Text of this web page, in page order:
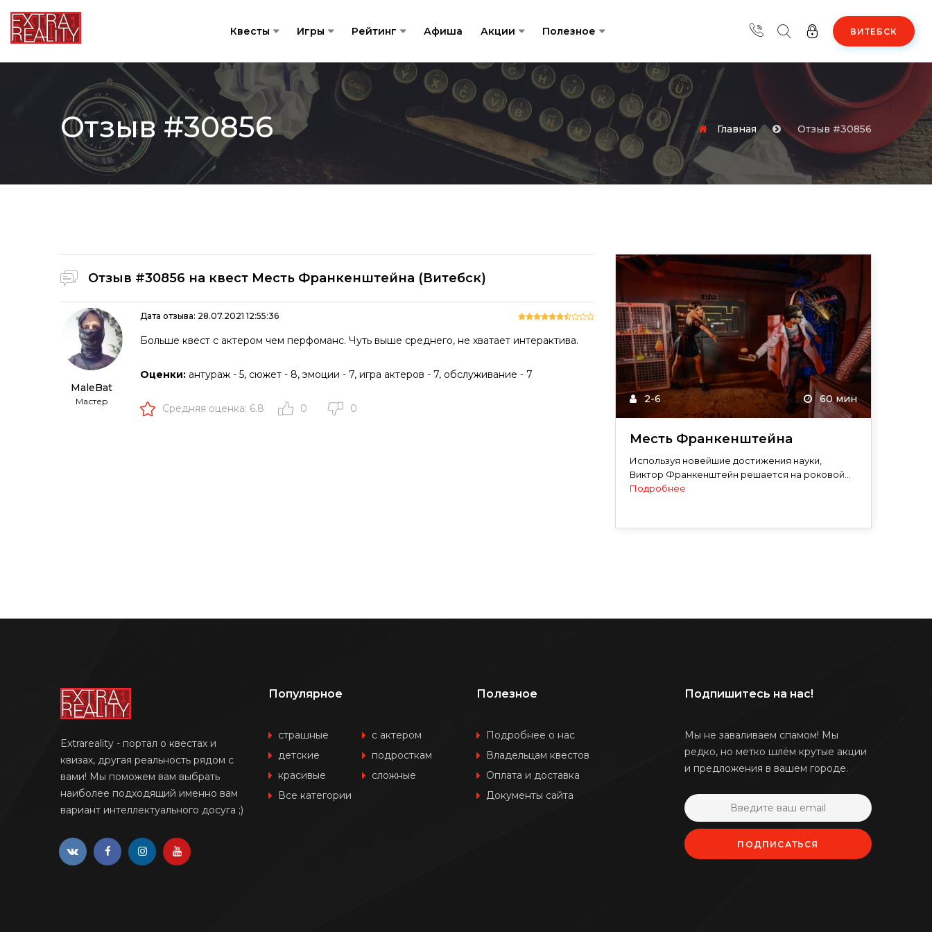
Квесты Игры Рейтинг Афиша Акции Полезное ВИТЕБСК
Отзыв #30856 Главная Отзыв #30856
Отзыв #30856 на квест Месть Франкенштейна (Витебск)
MaleBat
Мастер
Дата отзыва: 28.07.2021 12:55:36
Больше квест с актером чем перфоманс. Чуть выше среднего, не хватает интерактива.
Оценки: антураж - 5, сюжет - 8, эмоции - 7, игра актеров - 7, обслуживание - 7
Средняя оценка: 6.8 0 0
2-6 60 мин
Месть Франкенштейна
Используя новейшие достижения науки,
Виктор Франкенштейн решается на роковой...
Подробнее
Extrareality - портал о квестах и
квизах, другая реальность рядом с
вами! Мы поможем вам выбрать
наиболее подходящий именно вам
вариант интеллектуального досуга ;)
Популярное
страшные
с актером
детские
подросткам
красивые
сложные
Все категории
Полезное
Подробнее о нас
Владельцам квестов
Оплата и доставка
Документы сайта
Подпишитесь на нас!
Мы не заваливаем спамом! Мы
редко, но метко шлём крутые акции
и предложения в вашем городе.
ПОДПИСАТЬСЯ